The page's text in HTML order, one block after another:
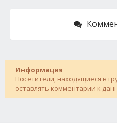
Информация
Посетители, находящиеся в
оставлять комментарии к